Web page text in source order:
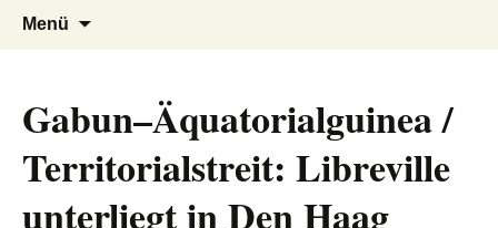
AFRICA live
Seit 1998: Aktuelles aus und mit Bezug
zu Afrika
Menü
Gabun–Äquatorialguinea /
Territorialstreit: Libreville
unterliegt in Den Haag